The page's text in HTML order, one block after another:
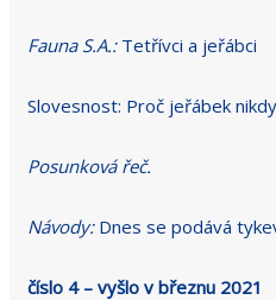
Fauna S.A.:Tetřívci a jeřábci
Slovesnost: Proč jeřábek
Posunková řeč.
Návody:Dnes se podává
číslo 4 – vyšlo v březnu 2021